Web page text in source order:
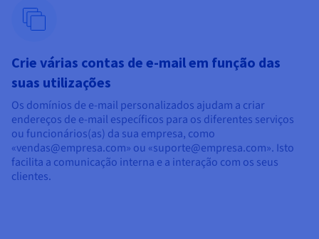
Crie várias contas de e-mail em função das
suas utilizações
Os domínios de e-mail personalizados ajudam a criar
endereços de e-mail específicos para os diferentes serviços
ou funcionários(as) da sua empresa, como
«vendas@empresa.com» ou «suporte@empresa.com». Isto
facilita a comunicação interna e a interação com os seus
clientes.